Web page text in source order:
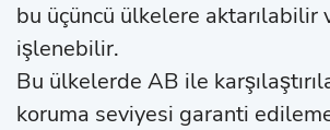
bu üçüncü ülkelere aktarılabilir
işlenebilir.
Bu ülkelerde AB ile
koruma seviyesi garanti